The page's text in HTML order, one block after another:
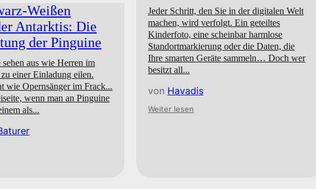
Weißen
Antarktis: Die
der Pinguine
sehen aus wie Herren im
einer Einladung eilen.
wie Opernsänger im Frack...
wenn man an Pinguine
als...
Jeder Schritt, den Sie in der digitalen Welt
machen, wird verfolgt. Ein geteiltes
Kinderfoto, eine scheinbar harmlose
Standortmarkierung oder die Daten, die
Ihre smarten Geräte sammeln… Doch wer
besitzt all...
von Havadis
Weiter lesen